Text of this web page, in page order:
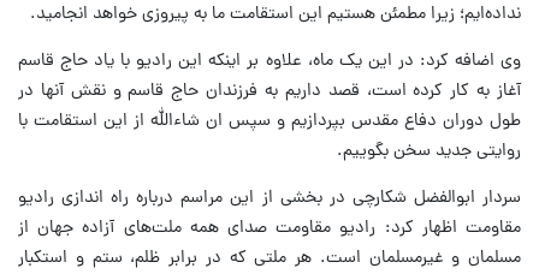
نداده‌ایم؛ زیرا مطمئن هستیم این استقامت ما به پیروزی خواهد انجامید.
وی اضافه کرد: در این یک ماه، علاوه بر اینکه این رادیو با یاد حاج قاسم
آغاز به کار کرده است، قصد داریم به فرزندان حاج قاسم و نقش آنها در
طول دوران دفاع مقدس بپردازیم و سپس ان شاءالله از این استقامت با
روایتی جدید سخن بگوییم.
سردار ابوالفضل شکارچی در بخشی از این مراسم درباره راه اندازی رادیو
مقاومت اظهار کرد: رادیو مقاومت صدای همه ملت‌های آزاده جهان از
مسلمان و غیرمسلمان است. هر ملتی که در برابر ظلم، ستم و استکبار